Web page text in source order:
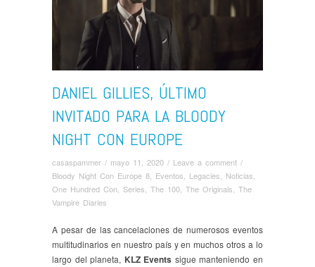
DANIEL GILLIES, ÚLTIMO
INVITADO PARA LA BLOODY
NIGHT CON EUROPE
casaspammer / mayo 11, 2020 / Leave a comment /
Bloody Night Con Europe 8 Eventos Legacies Noticias
One Hundred Con
Series The 100 The Originals The
Vampire Diaries
A pesar de las cancelaciones de numerosos eventos
multitudinarios en nuestro país y en muchos otros a lo
largo del planeta, KLZ Events sigue manteniendo en